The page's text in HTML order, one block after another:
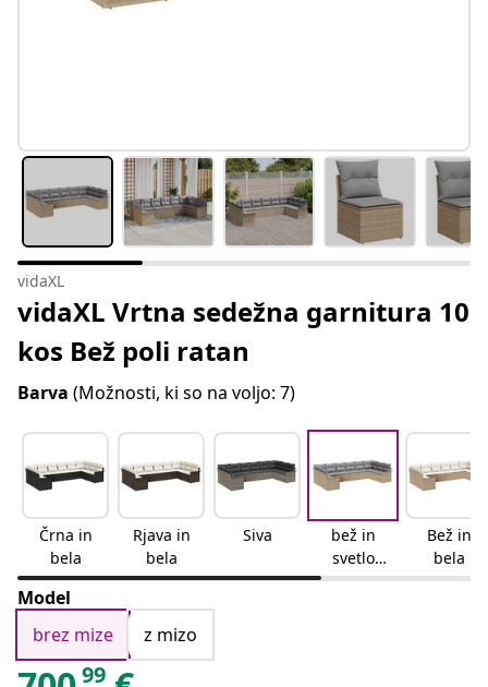
vidaXL
vidaXL Vrtna sedežna garnitura 10
kos Bež poli ratan
Barva (Možnosti, ki so na voljo: 7)
Črna in
bela
Rjava in
bela
Siva
bež in
svetlo
siva
Bež in
bela
Model
brez mize
z mizo
99